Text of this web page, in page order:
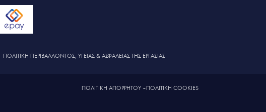
ΠΟΛΙΤΙΚΗ ΠΕΡΙΒΑΛΛΟΝΤΟΣ, ΥΓΕΙΑΣ & ΑΣΦΑΛΕΙΑΣ ΤΗΣ ΕΡΓΑΣΙΑΣ
ΠΟΛΙΤΙΚΗ ΑΠΟΡΡΗΤΟΥ–ΠΟΛΙΤΙΚΗ COOKIES